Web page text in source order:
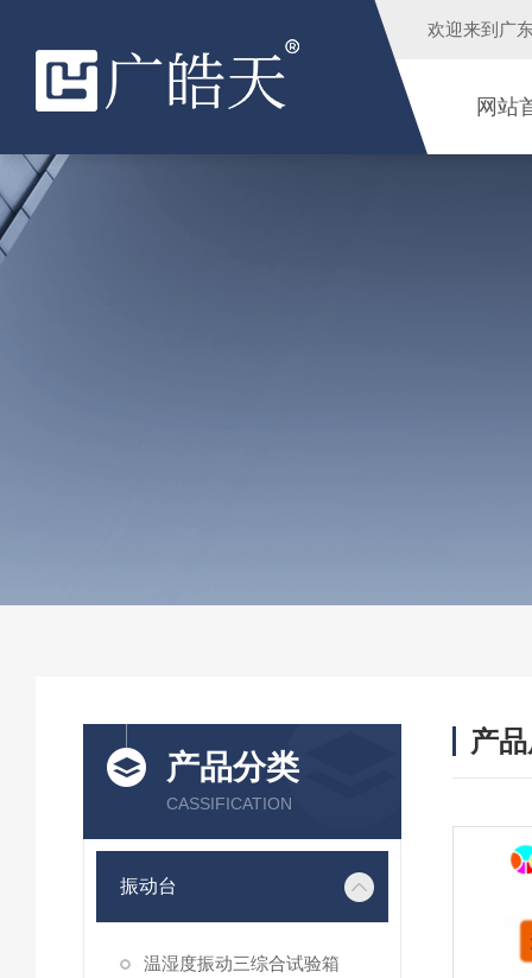
欢迎来到 广
网站
产品分类
CASSIFICATION
振动台
温湿度振动三综合试验箱
产